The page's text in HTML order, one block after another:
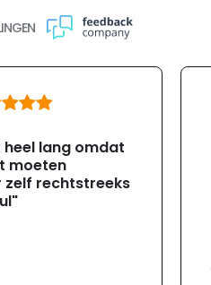
lang omdat
moeten
zelf rechtstreeks